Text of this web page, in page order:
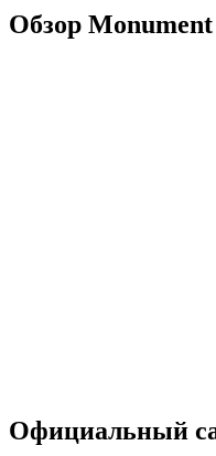
Обзор
Официальный